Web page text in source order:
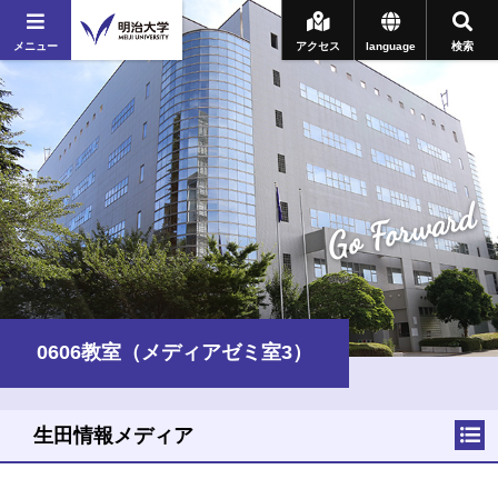
メニュー 検索
language
アクセス
Go Forward
0606教室（メディアゼミ室3）
生田情報メディア